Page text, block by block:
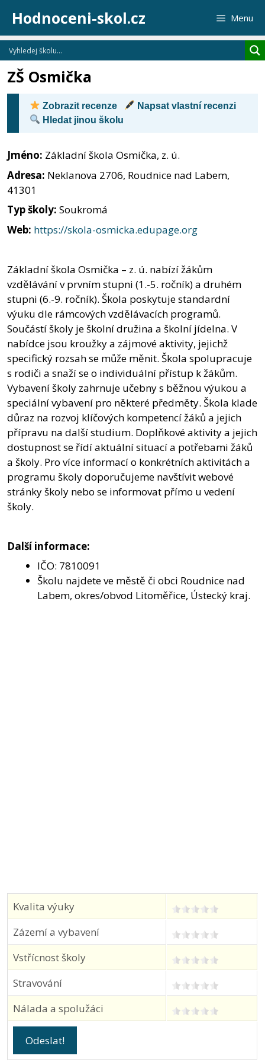
obsah
Hodnoceni-skol.cz Menu
ZŠ Osmička
Zobrazit recenze
Napsat vlastní recenzi
Hledat jinou školu
Jméno: Základní škola Osmička, z. ú.
Adresa: Neklanova 2706, Roudnice nad Labem,
41301
Typ školy: Soukromá
Web: https://skola-osmicka.edupage.org
Základní škola Osmička – z. ú. nabízí žákům
vzdělávání v prvním stupni (1.-5. ročník) a druhém
stupni (6.-9. ročník). Škola poskytuje standardní
výuku dle rámcových vzdělávacích programů.
Součástí školy je školní družina a školní jídelna. V
nabídce jsou kroužky a zájmové aktivity, jejichž
specifický rozsah se může měnit. Škola spolupracuje
s rodiči a snaží se o individuální přístup k žákům.
Vybavení školy zahrnuje učebny s běžnou výukou a
speciální vybavení pro některé předměty. Škola klade
důraz na rozvoj klíčových kompetencí žáků a jejich
přípravu na další studium. Doplňkové aktivity a jejich
dostupnost se řídí aktuální situací a potřebami žáků
a školy. Pro více informací o konkrétních aktivitách a
programu školy doporučujeme navštívit webové
stránky školy nebo se informovat přímo u vedení
školy.
Další informace:
IČO: 7810091
Školu najdete ve městě či obci Roudnice nad
Labem, okres/obvod Litoměřice, Ústecký kraj.
Kvalita výuky
Zázemí a vybavení
Vstřícnost školy
Stravování
Nálada a spolužáci